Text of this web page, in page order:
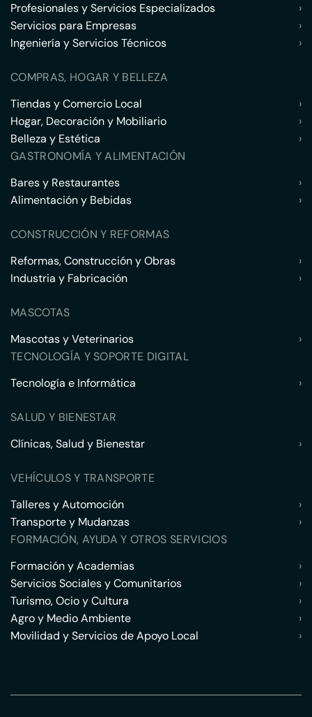
Profesionales y Servicios Especializados
›
Servicios para Empresas
›
Ingeniería y Servicios Técnicos
›
COMPRAS, HOGAR Y BELLEZA
Tiendas y Comercio Local
›
Hogar, Decoración y Mobiliario
›
Belleza y Estética
›
GASTRONOMÍA Y ALIMENTACIÓN
Bares y Restaurantes
›
Alimentación y Bebidas
›
CONSTRUCCIÓN Y REFORMAS
Reformas, Construcción y Obras
›
Industria y Fabricación
›
MASCOTAS
Mascotas y Veterinarios
›
TECNOLOGÍA Y SOPORTE DIGITAL
Tecnología e Informática
›
SALUD Y BIENESTAR
Clínicas, Salud y Bienestar
›
VEHÍCULOS Y TRANSPORTE
Talleres y Automoción
›
Transporte y Mudanzas
›
FORMACIÓN, AYUDA Y OTROS SERVICIOS
Formación y Academias
›
Servicios Sociales y Comunitarios
›
Turismo, Ocio y Cultura
›
Agro y Medio Ambiente
›
Movilidad y Servicios de Apoyo Local
›